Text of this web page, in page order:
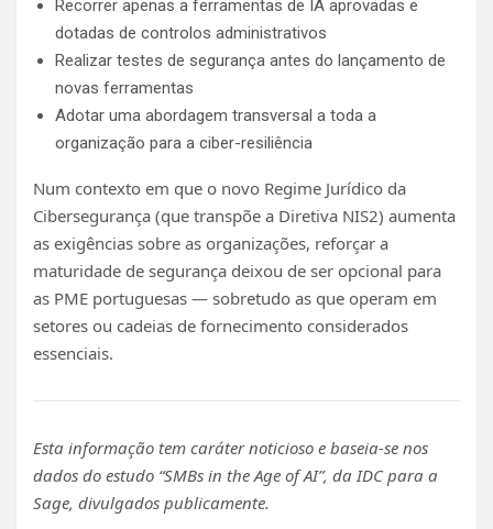
Recorrer apenas a ferramentas de IA aprovadas e
dotadas de controlos administrativos
Realizar testes de segurança antes do lançamento de
novas ferramentas
Adotar uma abordagem transversal a toda a
organização para a ciber-resiliência
Num contexto em que o novo Regime Jurídico da
Cibersegurança (que transpõe a Diretiva NIS2) aumenta
as exigências sobre as organizações, reforçar a
maturidade de segurança deixou de ser opcional para
as PME portuguesas — sobretudo as que operam em
setores ou cadeias de fornecimento considerados
essenciais.
Esta informação tem caráter noticioso e baseia-se nos
dados do estudo “SMBs in the Age of AI”, da IDC para a
Sage, divulgados publicamente.